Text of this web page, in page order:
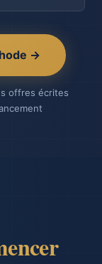
→
offres écrites